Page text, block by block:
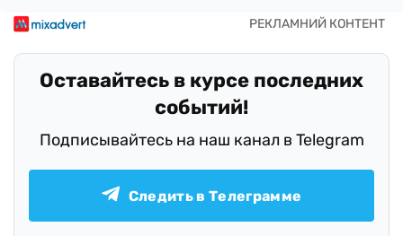
Оставайтесь в курсе последних
событий!
Подписывайтесь на наш канал в Telegram
Следить в Телеграмме